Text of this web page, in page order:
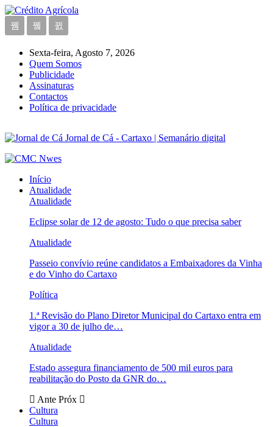
Sexta-feira, Agosto 7, 2026
Quem Somos
Publicidade
Assinaturas
Contactos
Política de privacidade
Jornal de Cá - Cartaxo | Semanário digital
Início
Atualidade
Atualidade
Eclipse solar de 12 de agosto: Tudo o que precisa saber
Atualidade
Passeio convívio reúne candidatos a Embaixadores da Vinha
e do Vinho do Cartaxo
Política
1.ª Revisão do Plano Diretor Municipal do Cartaxo entra em
vigor a 30 de julho de…
Atualidade
Estado assegura financiamento de 500 mil euros para
reabilitação do Posto da GNR do…
Ante Próx
Cultura
Cultura